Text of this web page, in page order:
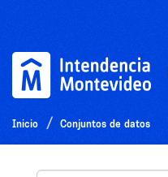
Inicio Conjuntos de datos